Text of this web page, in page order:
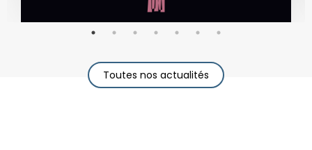
Toutes nos actualités